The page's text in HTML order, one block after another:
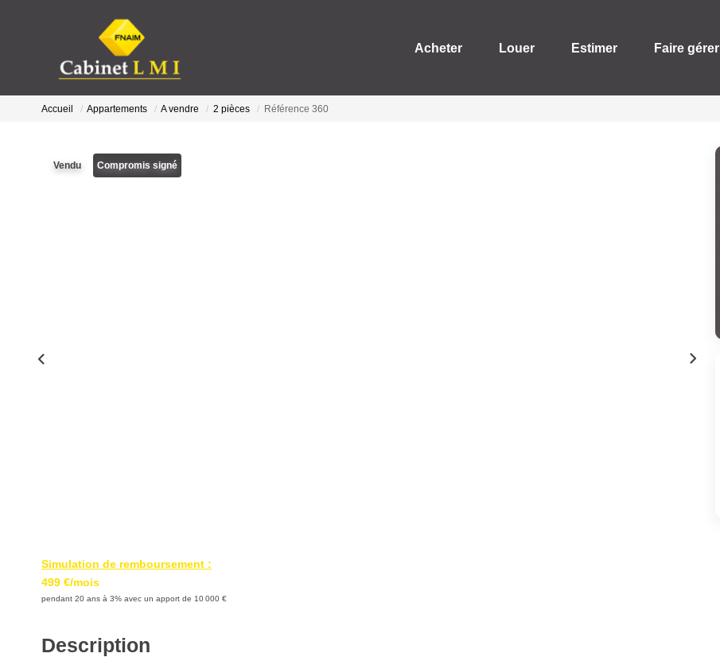
Acheter Louer Estimer Faire gérer
Accueil Appartements A vendre 2 pièces Référence 360
Vendu Compromis signé
Simulation de remboursement :
499 €/mois
pendant 20 ans à 3% avec un apport de 10 000 €
Description